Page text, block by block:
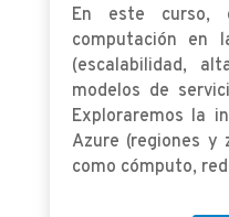
En este curso,
computación en
(escalabilidad,
modelos de
Exploraremos la
Azure (regiones y
como cómputo,